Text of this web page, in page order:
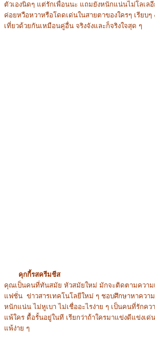
ตัวเองนิดๆ แต่รักเพื่อนนะ แถมยังหนักแน่นไม่โลเล
ค่อยหวือหวาหรือโดดเด่นในสายตาของใครๆ เรียบๆ
เที่ยวด้วยกันเหมือนคู่อื่น จริงจังและก็จริงใจสุด ๆ
คุกกี้รสครีมชีส
คุณเป็นคนที่ทันสมัย หัวสมัยใหม่ มักจะติดตามความ
แฟชั่น ข่าวสารเทคโนโลยีใหม่ ๆ ชอบศึกษาหาควา
หนักแน่น ไม่หูเบา ไม่เชื่ออะไรง่าย ๆ เป็นคนที่รักค
แพ้ใคร ดื้อรั้นอยู่ในที เรียกว่าถ้าใครมาแข่งดีแข่งเ
แพ้ง่าย ๆ